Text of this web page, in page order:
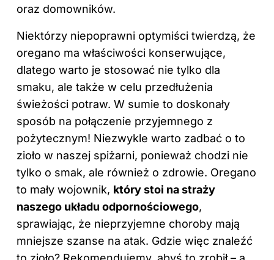
oraz domowników.
Niektórzy niepoprawni optymiści twierdzą, że
oregano ma właściwości konserwujące,
dlatego warto je stosować nie tylko dla
smaku, ale także w celu przedłużenia
świeżości potraw. W sumie to doskonały
sposób na połączenie przyjemnego z
pożytecznym! Niezwykle warto zadbać o to
zioło w naszej spiżarni, ponieważ chodzi nie
tylko o smak, ale również o zdrowie. Oregano
to mały wojownik, który stoi na straży
naszego układu odpornościowego,
sprawiając, że nieprzyjemne choroby mają
mniejsze szanse na atak. Gdzie więc znaleźć